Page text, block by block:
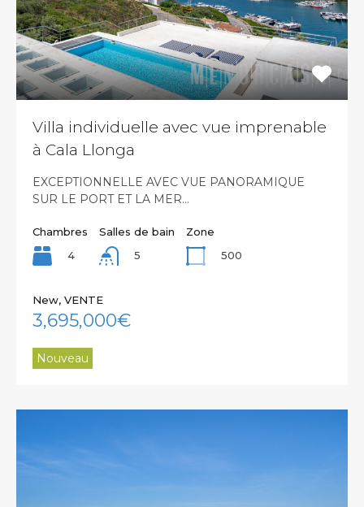
Villa individuelle avec vue imprenable
à Cala Llonga
EXCEPTIONNELLE AVEC VUE PANORAMIQUE
SUR LE PORT ET LA MER…
Chambres
4
Salles de bain
5
Zone
500
New, VENTE
3,695,000€
Nouveau